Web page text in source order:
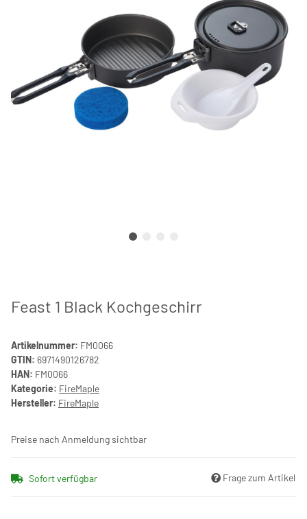
Feast 1 Black Kochgeschirr
Artikelnummer: FM0066
GTIN: 6971490126782
HAN: FM0066
Kategorie: FireMaple
Hersteller: FireMaple
Preise nach Anmeldung sichtbar
Sofort verfügbar Frage zum Artikel